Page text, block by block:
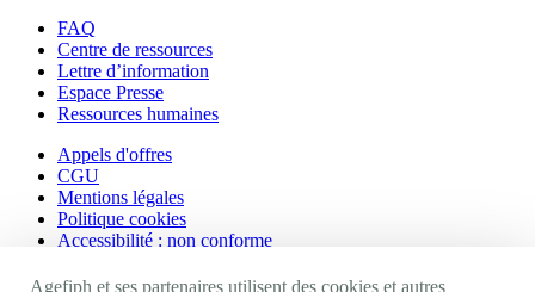
FAQ
Centre de ressources
Lettre d’information
Espace Presse
Ressources humaines
Appels d'offres
CGU
Mentions légales
Politique cookies
Accessibilité : non conforme
Agefiph et ses partenaires utilisent des cookies et autres